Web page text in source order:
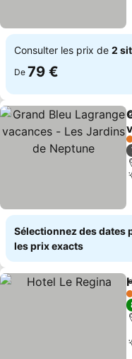
Consulter les prix de 2
De 79 €
Sélectionnez des dates
les prix exacts
3